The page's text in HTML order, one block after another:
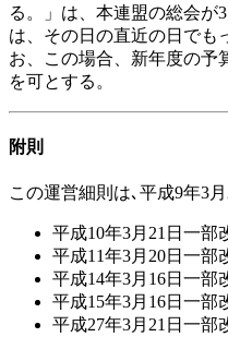
る。」は、本連盟の総会が
は、その日の直近の日でも
お、この場合、新年度の予
を可とする。
附則
この運営細則は､平成9年3
平成10年3月21日一部
平成11年3月20日一部
平成14年3月16日一部
平成15年3月16日一部
平成27年3月21日一部